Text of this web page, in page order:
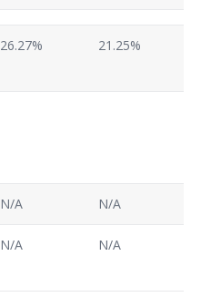
26.27% 21.25%
N/A N/A
N/A N/A